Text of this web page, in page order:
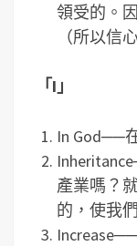
領受的。
（所以信
「I」
In God──
產業嗎？
的，使我